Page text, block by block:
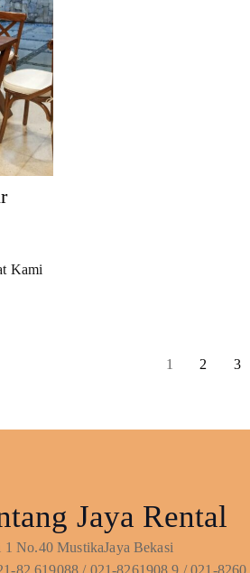
Kami
1 2 3
Jaya Rental
1 No.40 MustikaJaya Bekasi
82.619088 / 021-8261908.9 / 021-